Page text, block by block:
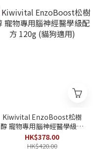
Kiwivital EnzoBoost松樹
醇 寵物專用腦神經醫學級配
方 120g (貓狗適用)
HK$378.00
HK$420.00